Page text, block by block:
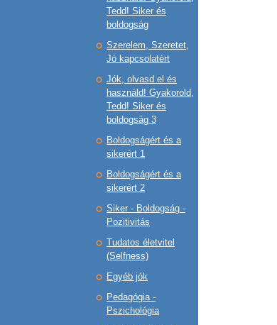
Tedd! Siker és
boldogság
Szerelem, Szeretet,
Jó kapcsolatért
Jók, olvasd el és
használd! Gyakorold,
Tedd! Siker és
boldogság 3
Boldogságért és a
sikerért 1
Boldogságért és a
sikerért 2
Siker - Boldogság -
Pozitivitás
Tudatos életvitel
(Selfness)
Egyéb jók
Pedagógia -
Pszichológia